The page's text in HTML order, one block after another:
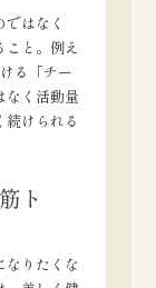
はなく
こと。例え
る「チー
なく活動量
けられる
ト
なりたくな